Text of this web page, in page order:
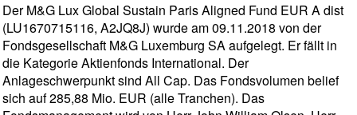
Der M&G Lux Global Sustain Paris Aligned Fund EUR A dist
(LU1670715116, A2JQ8J) wurde am 09.11.2018 von der
Fondsgesellschaft M&G Luxemburg SA aufgelegt. Er fällt in
die Kategorie Aktienfonds International. Der
Anlageschwerpunkt sind All Cap. Das Fondsvolumen belief
sich auf 285,88 Mio. EUR (alle Tranchen). Das